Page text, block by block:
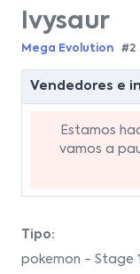
Ivysaur
Mega Evolution #2
Vendedores e
Estamos
vamos a
Tipo:
pokemon - Stage 1